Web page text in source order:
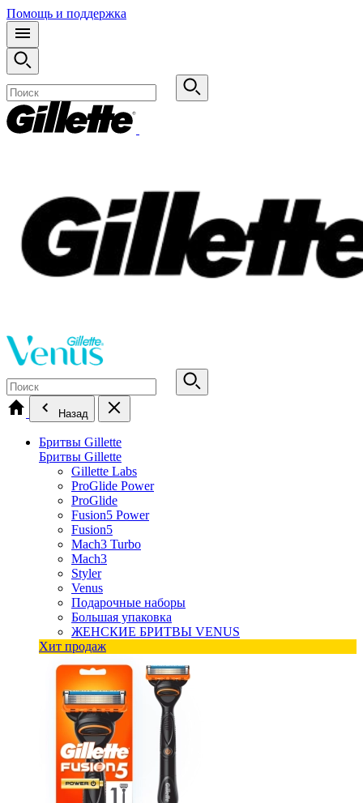
Помощь и поддержка
Назад
Бритвы Gillette
Бритвы Gillette
Gillette Labs
ProGlide Power
ProGlide
Fusion5 Power
Fusion5
Mach3 Turbo
Mach3
Styler
Venus
Подарочные наборы
Большая упаковка
ЖЕНСКИЕ БРИТВЫ VENUS
Хит продаж